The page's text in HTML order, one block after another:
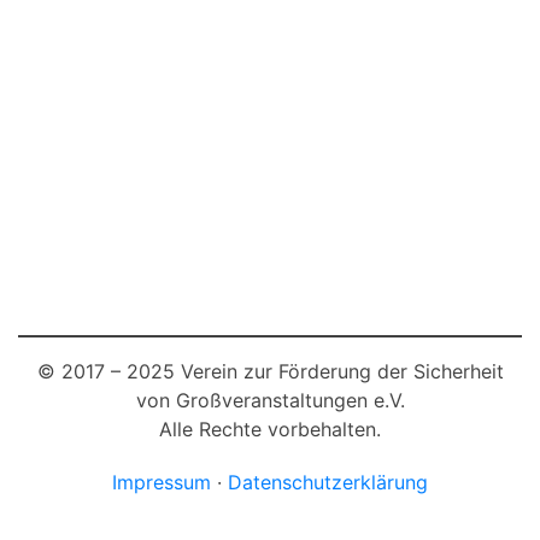
© 2017 – 2025 Verein zur Förderung der Sicherheit
von Großveranstaltungen e.V.
Alle Rechte vorbehalten.
Impressum · Datenschutzerklärung